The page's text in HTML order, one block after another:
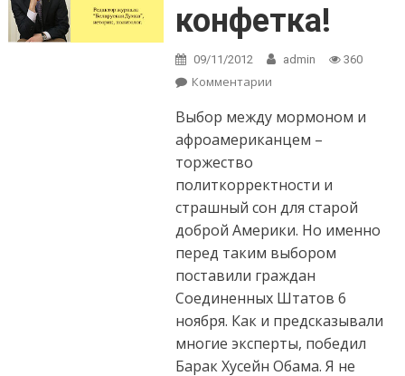
конфетка!
09/11/2012 admin 360
Комментарии
Выбор между мормоном и
афроамериканцем –
торжество
политкорректности и
страшный сон для старой
доброй Америки. Но именно
перед таким выбором
поставили граждан
Соединенных Штатов 6
ноября. Как и предсказывали
многие эксперты, победил
Барак Хусейн Обама. Я не